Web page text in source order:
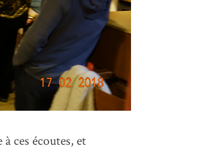
ces écoutes, et